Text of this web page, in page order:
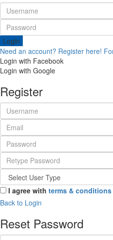
Login
Need an account? Register here!
Login with Facebook
Login with Google
Register
I agree with terms & conditions
Back to Login
Reset Password